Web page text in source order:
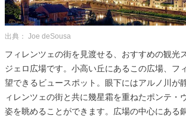
出典： Joe deSousa
フィレンツェの街を見渡せる、おすすめの観光
ジェロ広場です。小高い丘にあるこの広場、フ
望できるビュースポット。眼下にはアルノ川が
ィレンツェの街と共に幾星霜を重ねたポンテ・
姿を眺めることができます。広場の中心にある